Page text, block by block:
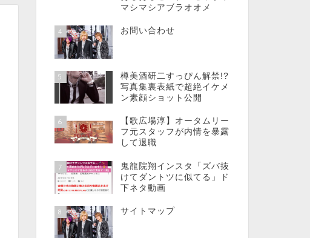
マシマシアブラオオメ
4 お問い合わせ
5
樽美酒研二すっぴん解禁!?
写真集裏表紙で超絶イケメ
ン素顔ショット公開
6
【歌広場淳】オータムリー
フ元スタッフが内情を暴露
して退職
7
鬼龍院翔インスタ「ズバ抜
けてダントツに似てる」ド
下ネタ動画
8 サイトマップ